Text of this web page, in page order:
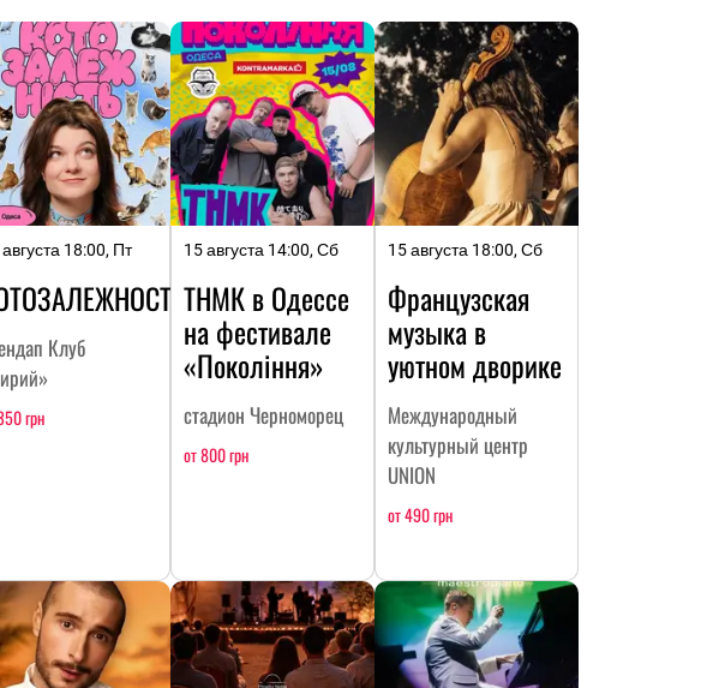
18:00, Пт
Клуб
грн
15 августа 14:00, Сб
ТНМК в Одессе
на фестивале
«Покоління»
стадион Черноморец
от 800 грн
15 августа 18:00, Сб
Французская
музыка в
уютном дворике
Международный
культурный центр
UNION
от 490 грн